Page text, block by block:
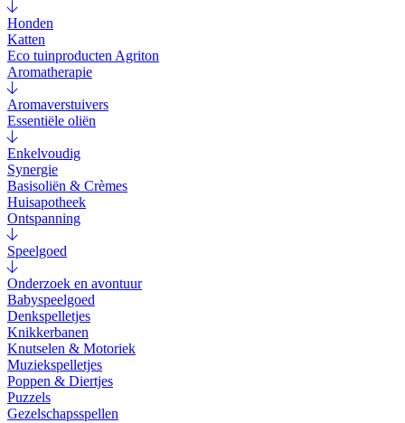
Honden
Katten
Eco tuinproducten Agriton
Aromatherapie
Aromaverstuivers
Essentiële oliën
Enkelvoudig
Synergie
Basisoliën & Crèmes
Huisapotheek
Ontspanning
Speelgoed
Onderzoek en avontuur
Babyspeelgoed
Denkspelletjes
Knikkerbanen
Knutselen & Motoriek
Muziekspelletjes
Poppen & Diertjes
Puzzels
Gezelschapsspellen